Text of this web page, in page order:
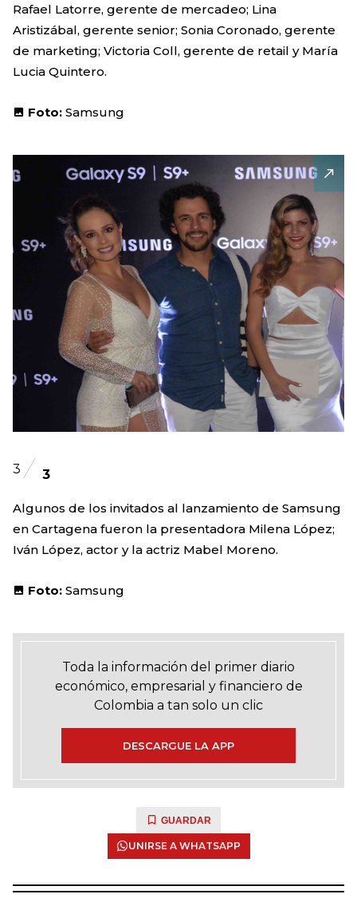
Rafael Latorre, gerente de mercadeo; Lina
Aristizábal, gerente senior; Sonia Coronado, gerente
de marketing; Victoria Coll, gerente de retail y María
Lucia Quintero.
Foto: Samsung
3 3
Algunos de los invitados al lanzamiento de Samsung
en Cartagena fueron la presentadora Milena López;
Iván López, actor y la actriz Mabel Moreno.
Foto: Samsung
Toda la información del primer diario
económico, empresarial y financiero de
Colombia a tan solo un clic
DESCARGUE LA APP
GUARDAR
UNIRSE A WHATSAPP